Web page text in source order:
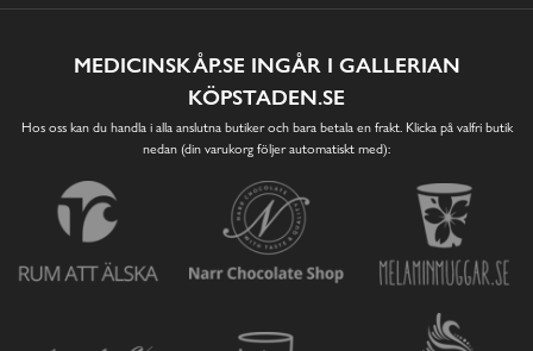
MEDICINSKÅP.SE INGÅR I GALLERIAN
KÖPSTADEN.SE
Hos oss kan du handla i alla anslutna butiker och bara betala en frakt. Klicka på valfri butik
nedan (din varukorg följer automatiskt med):